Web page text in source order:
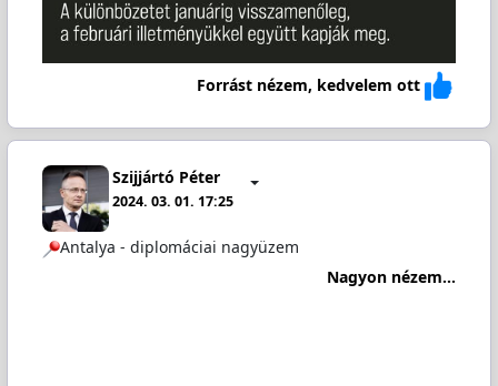
Forrást nézem, kedvelem ott
Szijjártó Péter
2024. 03. 01. 17:25
Antalya - diplomáciai nagyüzem
Nagyon nézem...